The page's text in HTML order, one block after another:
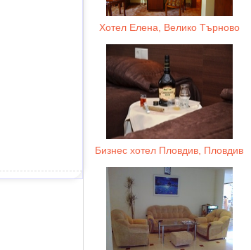
Хотел Елена, Велико Търново
Бизнес хотел Пловдив, Пловдив